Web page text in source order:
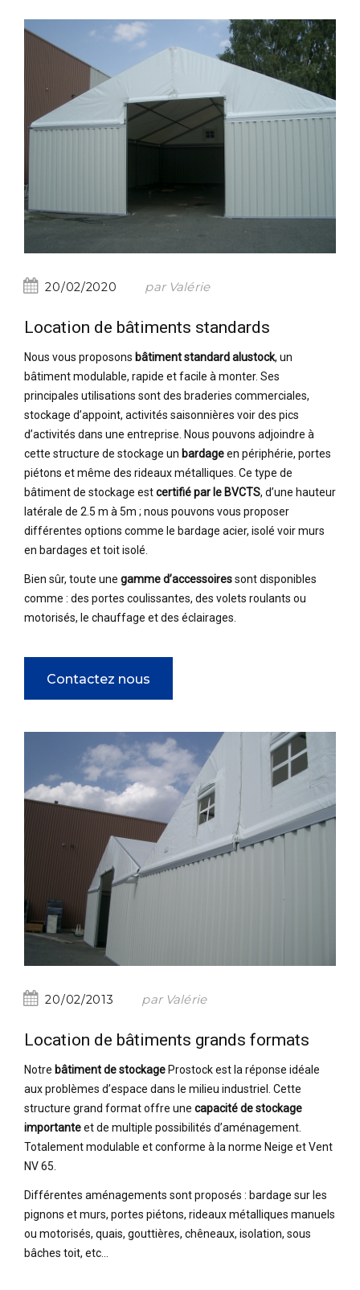
20/02/2020 par Valérie
Location de bâtiments standards
Nous vous proposons bâtiment standard alustock, un
bâtiment modulable, rapide et facile à monter. Ses
principales utilisations sont des braderies commerciales,
stockage d’appoint, activités saisonnières voir des pics
d’activités dans une entreprise. Nous pouvons adjoindre à
cette structure de stockage un bardageen périphérie, portes
piétons et même des rideaux métalliques. Ce type de
bâtiment de stockage estcertifié par le BVCTS, d’une hauteur
latérale de 2.5 m à 5m ; nous pouvons vous proposer
différentes options comme le bardage acier, isolé voir murs
en bardages et toit isolé.
Bien sûr, toute une gamme d’accessoiressont disponibles
comme : des portes coulissantes, des volets roulants ou
motorisés, le chauffage et des éclairages.
Contactez nous
20/02/2013 par Valérie
Location de bâtiments grands formats
Notre bâtiment de stockage Prostock est la réponse idéale
aux problèmes d’espace dans le milieu industriel. Cette
structure grand format offre une capacité de stockage
importanteet de multiple possibilités d’aménagement.
Totalement modulable et conforme à la norme Neige et Vent
NV 65.
Différentes aménagements sont proposés : bardage sur les
pignons et murs, portes piétons, rideaux métalliques manuels
ou motorisés, quais, gouttières, chêneaux, isolation, sous
bâches toit, etc...